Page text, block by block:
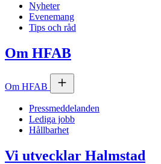
Nyheter
Evenemang
Tips och råd
Om HFAB
Om HFAB
Pressmeddelanden
Lediga jobb
Hållbarhet
Vi utvecklar Halmstad